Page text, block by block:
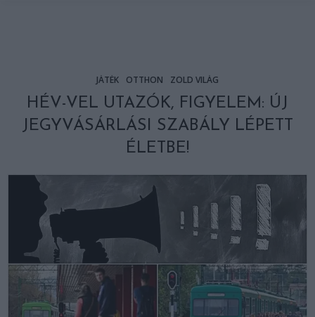
JÁTÉK OTTHON ZÖLD VILÁG
HÉV-VEL UTAZÓK, FIGYELEM: ÚJ
JEGYVÁSÁRLÁSI SZABÁLY LÉPETT
ÉLETBE!